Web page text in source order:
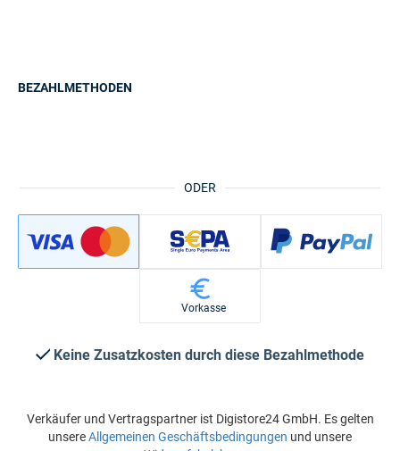
ODER
BEZAHLMETHODEN
Vorkasse
Keine Zusatzkosten durch diese Bezahlmethode
Verkäufer und Vertragspartner ist Digistore24 GmbH. Es gelten
unsereAllgemeinen Geschäftsbedingungen und unsere